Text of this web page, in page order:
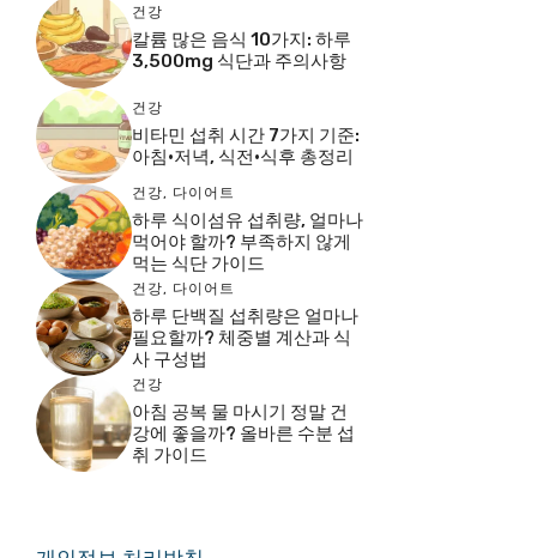
건강
칼륨 많은 음식 10가지: 하루
3,500mg 식단과 주의사항
건강
비타민 섭취 시간 7가지 기준:
아침·저녁, 식전·식후 총정리
건강, 다이어트
하루 식이섬유 섭취량, 얼마나
먹어야 할까? 부족하지 않게
먹는 식단 가이드
건강, 다이어트
하루 단백질 섭취량은 얼마나
필요할까? 체중별 계산과 식
사 구성법
건강
아침 공복 물 마시기 정말 건
강에 좋을까? 올바른 수분 섭
취 가이드